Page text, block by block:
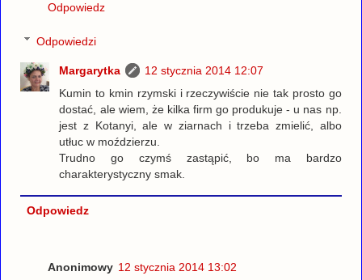
Odpowiedz
Odpowiedzi
Margarytka
12 stycznia 2014 12:07
Kumin to kmin rzymski i rzeczywiście nie tak prosto go
dostać, ale wiem, że kilka firm go produkuje - u nas np.
jest z Kotanyi, ale w ziarnach i trzeba zmielić, albo
utłuc w moździerzu.
Trudno go czymś zastąpić, bo ma bardzo
charakterystyczny smak.
Odpowiedz
Anonimowy 12 stycznia 2014 13:02